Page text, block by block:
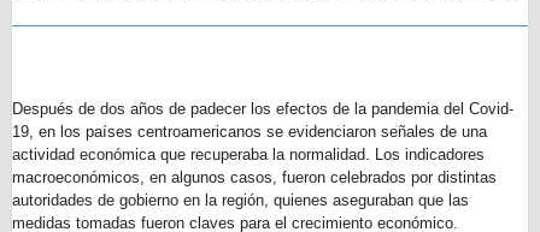
Después de dos años de padecer los efectos de la pandemia del Covid-
19, en los países centroamericanos se evidenciaron señales de una
actividad económica que recuperaba la normalidad. Los indicadores
macroeconómicos, en algunos casos, fueron celebrados por distintas
autoridades de gobierno en la región, quienes aseguraban que las
medidas tomadas fueron claves para el crecimiento económico.